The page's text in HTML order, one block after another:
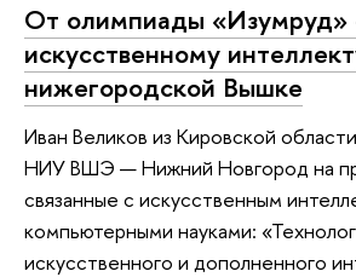
От олимпиады
искусственному
нижегородской Вышке
Иван Великов из Кировской
НИУ ВШЭ — Нижний Новгород на
связанные с искусственным
компьютерными науками:
искусственного и дополненного